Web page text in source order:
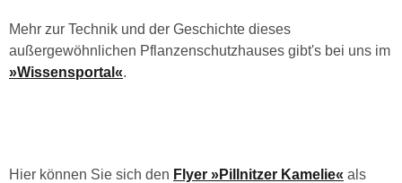
Mehr zur Technik und der Geschichte dieses
außergewöhnlichen Pflanzenschutzhauses gibt's bei uns im
»Wissensportal«.
Hier können Sie sich den Flyer »Pillnitzer Kamelie« als